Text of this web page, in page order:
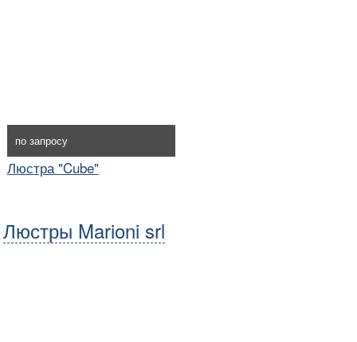
по запросу
Люстра "Cube"
Люстры Marioni srl